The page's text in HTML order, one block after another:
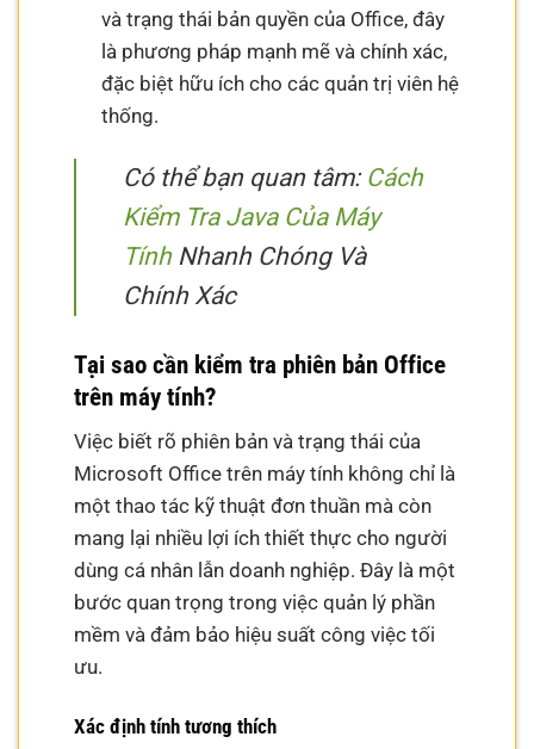
và trạng thái bản quyền của Office, đây
là phương pháp mạnh mẽ và chính xác,
đặc biệt hữu ích cho các quản trị viên hệ
thống.
Có thể bạn quan tâm: Cách
Kiểm Tra Java Của Máy
TínhNhanh Chóng Và
Chính Xác
Tại sao cần kiểm tra phiên bản Office
trên máy tính?
Việc biết rõ phiên bản và trạng thái của
Microsoft Office trên máy tính không chỉ là
một thao tác kỹ thuật đơn thuần mà còn
mang lại nhiều lợi ích thiết thực cho người
dùng cá nhân lẫn doanh nghiệp. Đây là một
bước quan trọng trong việc quản lý phần
mềm và đảm bảo hiệu suất công việc tối
ưu.
Xác định tính tương thích